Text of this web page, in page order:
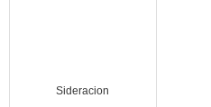
Sideracion